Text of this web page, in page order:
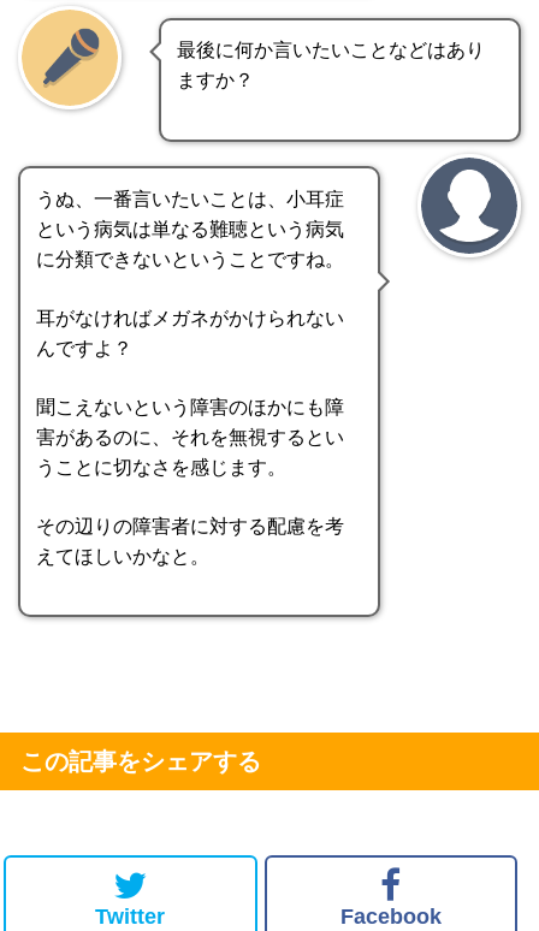
最後に何か言いたいことなどはあり
ますか？
うぬ、一番言いたいことは、小耳症
という病気は単なる難聴という病気
に分類できないということですね。
耳がなければメガネがかけられない
んですよ？
聞こえないという障害のほかにも障
害があるのに、それを無視するとい
うことに切なさを感じます。
その辺りの障害者に対する配慮を考
えてほしいかなと。
この記事をシェアする
Twitter Facebook